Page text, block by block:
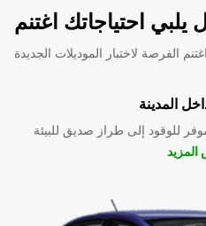
يلبي احتياجاتك اغتنم
اغتنم الفرصة لاختبار الموديلات الجديدة
المدينة
للوقود إلى طراز صديق للبيئة